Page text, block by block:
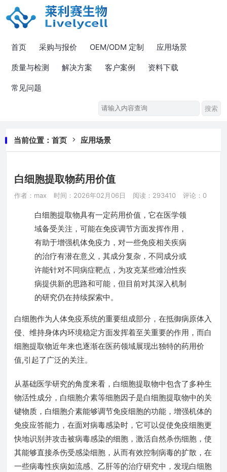
首页 采购与报价 OEM/ODM 定制 应用场景
质量与检测 解决方案 客户案例 资料下载
常见问题
当前位置： 首页 应用场景
白细胞提取物药用价值
作者：max 时间：2026年02月06日 阅读：293410 评论：0
白细胞提取物具有一定药用价值，它在医学领
域备受关注，可能在免疫调节方面发挥作用，
有助于增强机体免疫力，对一些免疫相关疾病
的治疗有潜在意义，其成分复杂，不同成分或
许能针对不同病症靶点，为攻克某些难治性疾
病提供新的思路和可能，但目前对其深入机制
的研究仍在持续探索中。
白细胞作为人体免疫系统的重要组成部分，在抵御病原体入
侵、维持身体内环境稳定方面发挥着至关重要的作用，而白
细胞提取物近年来也逐渐在医药领域展现出独特的药用价
值,引起了广泛的关注。
从基础医学研究的角度来看，白细胞提取物中包含了多种生
物活性成分，白细胞介素等细胞因子是白细胞提取物中的关
键物质，白细胞介素能够调节免疫细胞的功能，增强机体的
免疫应答能力，在面对病毒感染时，它可以促使免疫细胞更
快地识别并攻击被病毒感染的细胞，激活自然杀伤细胞，使
其能够直接杀伤受感染细胞，从而有效控制病毒的扩散，在
一些病毒性疾病如流感、乙肝等的治疗研究中，发现白细胞